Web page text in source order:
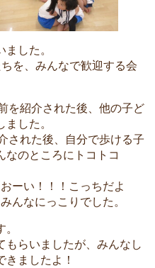
した。
を、みんなで歓迎する会
を紹介された後、他の子ど
した。
された後、自分で歩ける子
なのところにトコトコ
ーい！！！こっちだよ
んなにっこりでした。
もらいましたが、みんなし
ましたよ！